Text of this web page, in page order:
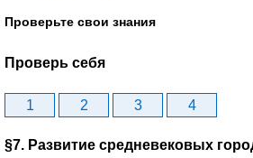
Проверьте свои знания
Проверь себя
1 2 3 4
§7. Развитие средневековых